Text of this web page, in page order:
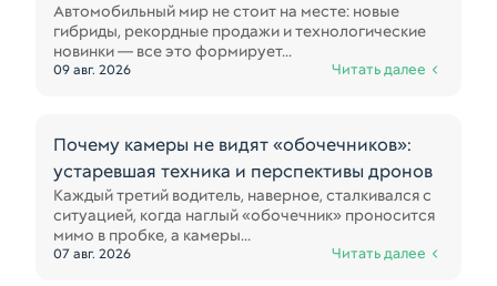
Автомобильный мир не стоит на месте: новые
гибриды, рекордные продажи и технологические
новинки — все это формирует...
09 авг. 2026 Читать далее
Почему камеры не видят «обочечников»:
устаревшая техника и перспективы дронов
Каждый третий водитель, наверное, сталкивался с
ситуацией, когда наглый «обочечник» проносится
мимо в пробке, а камеры...
07 авг. 2026 Читать далее